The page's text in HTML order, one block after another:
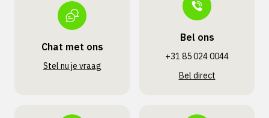
Chat met ons
Stel nu je vraag
Bel ons
+31 85 024 0044
Bel direct